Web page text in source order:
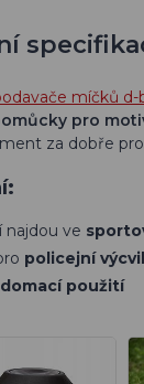
míčků d-
pro
za dobře
najdou ve
policejní
domací použití